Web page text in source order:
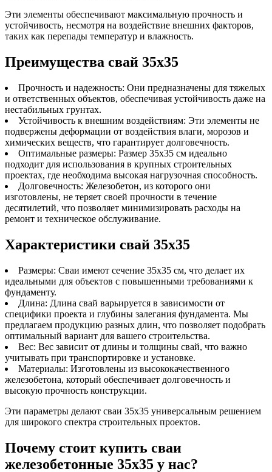
Эти элементы обеспечивают максимальную прочность и
устойчивость, несмотря на воздействие внешних факторов,
таких как перепады температур и влажность.
Преимущества свай 35х35
Прочность и надежность: Они предназначены для тяжелых
и ответственных объектов, обеспечивая устойчивость даже на
нестабильных грунтах.
Устойчивость к внешним воздействиям: Эти элементы не
подвержены деформации от воздействия влаги, морозов и
химических веществ, что гарантирует долговечность.
Оптимальные размеры: Размер 35х35 см идеально
подходит для использования в крупных строительных
проектах, где необходима высокая нагрузочная способность.
Долговечность: Железобетон, из которого они
изготовлены, не теряет своей прочности в течение
десятилетий, что позволяет минимизировать расходы на
ремонт и техническое обслуживание.
Характеристики свай 35х35
Размеры: Сваи имеют сечение 35х35 см, что делает их
идеальными для объектов с повышенными требованиями к
фундаменту.
Длина: Длина свай варьируется в зависимости от
специфики проекта и глубины залегания фундамента. Мы
предлагаем продукцию разных длин, что позволяет подобрать
оптимальный вариант для вашего строительства.
Вес: Вес зависит от длины и толщины свай, что важно
учитывать при транспортировке и установке.
Материалы: Изготовлены из высококачественного
железобетона, который обеспечивает долговечность и
высокую прочность конструкции.
Эти параметры делают сваи 35х35 универсальным решением
для широкого спектра строительных проектов.
Почему стоит купить сваи
железобетонные 35х35 у нас?